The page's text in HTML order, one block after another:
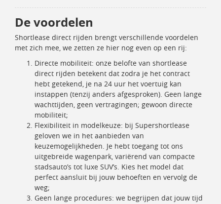
De voordelen
Shortlease direct rijden brengt verschillende voordelen
met zich mee, we zetten ze hier nog even op een rij:
Directe mobiliteit: onze belofte van shortlease
direct rijden betekent dat zodra je het contract
hebt getekend, je na 24 uur het voertuig kan
instappen (tenzij anders afgesproken). Geen lange
wachttijden, geen vertragingen; gewoon directe
mobiliteit;
Flexibiliteit in modelkeuze: bij Supershortlease
geloven we in het aanbieden van
keuzemogelijkheden. Je hebt toegang tot ons
uitgebreide wagenpark, variërend van compacte
stadsauto’s tot luxe SUV’s. Kies het model dat
perfect aansluit bij jouw behoeften en vervolg de
weg;
Geen lange procedures: we begrijpen dat jouw tijd